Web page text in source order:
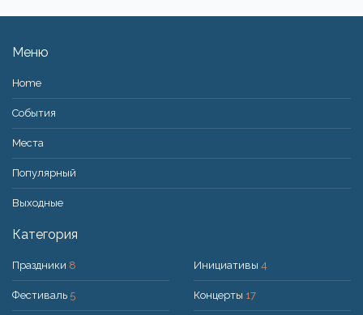
Меню
Home
События
Места
Популярный
Bыходные
Категория
Праздники 8
Фестиваль 5
Инициативы 4
Концерты 17